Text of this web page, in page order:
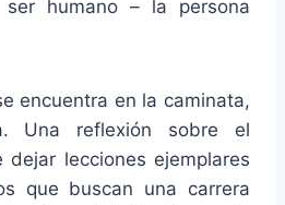
humano – la persona
encuentra en la caminata,
Una reflexión sobre el
dejar lecciones ejemplares
que buscan una carrera